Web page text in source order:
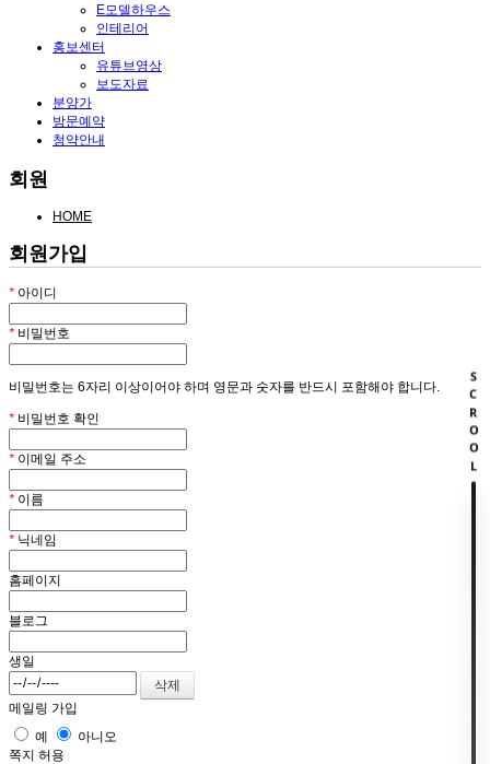
E모델하우스
인테리어
홍보센터
유튜브영상
보도자료
분양가
방문예약
청약안내
회원
HOME
회원가입
* 아이디
* 비밀번호
비밀번호는 6자리 이상이어야 하며 영문과 숫자를 반드시 포함해야 합니다.
* 비밀번호 확인
* 이메일 주소
* 이름
* 닉네임
홈페이지
블로그
생일
메일링 가입
예
아니오
쪽지 허용
SCROOL